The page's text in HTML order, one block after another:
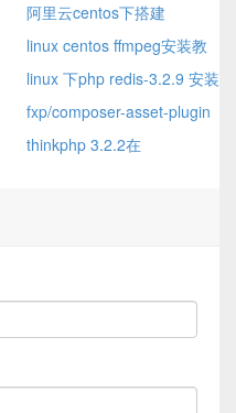
Centos7.1_pppoe_ADSL拨
阿里云centos下搭建
vsftpd3.0.2出现227 Entering
Passive Mode的原因
linux centos ffmpeg安装教
程和配置使用
linux 下php redis-3.2.9 安装
和使用教程
fxp/composer-asset-plugin
composer 的升级
thinkphp 3.2.2在